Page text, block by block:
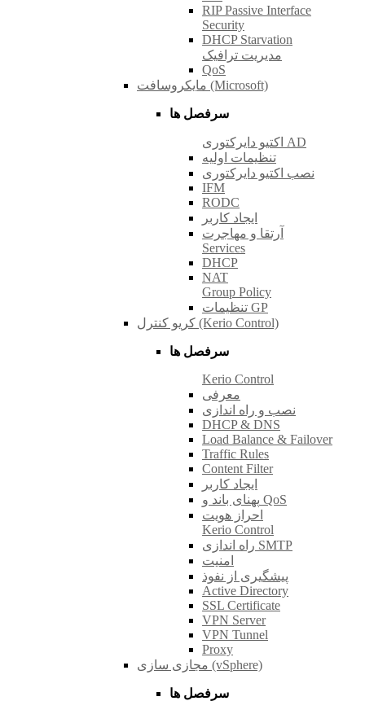
RIP Passive Interface
Security
DHCP Starvation
مدیریت ترافیک
QoS
مایکروسافت (Microsoft)
سرفصل ها
اکتیو دایرکتوری AD
تنظیمات اولیه
نصب اکتیو دایرکتوری
IFM
RODC
ایجاد کاربر
آرتقا و مهاجرت
Services
DHCP
NAT
Group Policy
تنظیمات GP
کریو کنترل (Kerio Control)
سرفصل ها
Kerio Control
معرفی
نصب و راه اندازی
DHCP & DNS
Load Balance & Failover
Traffic Rules
Content Filter
ایجاد کاربر
پهنای باند و QoS
احراز هویت
Kerio Control
راه اندازی SMTP
امنیت
پیشگیری از نفوذ
Active Directory
SSL Certificate
VPN Server
VPN Tunnel
Proxy
مجازی سازی (vSphere)
سرفصل ها